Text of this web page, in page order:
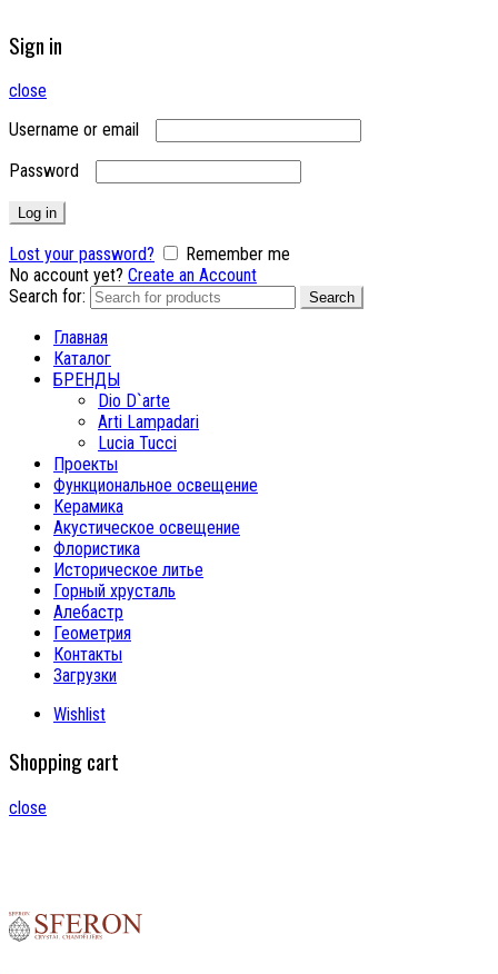
Sign in
close
Username or email
Password
Log in
Lost your password?
Remember me
No account yet? Create an Account
Search for:
Search
Главная
Каталог
БРЕНДЫ
Dio D`arte
Arti Lampadari
Lucia Tucci
Проекты
Функциональное освещение
Керамика
Акустическое освещение
Флористика
Историческое литье
Горный хрусталь
Алебастр
Геометрия
Контакты
Загрузки
Wishlist
Shopping cart
close